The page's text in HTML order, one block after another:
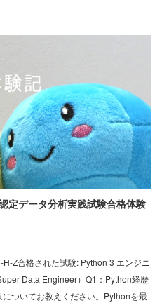
定データ分析実践試験合格体験
Z合格された試験: Python 3 エンジニ
Data Engineer）Q1：Python経歴
ついてお教えください。Pythonを最